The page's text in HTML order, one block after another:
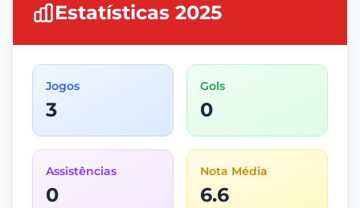
Estatísticas 2025
Jogos
3
Gols
0
Assistências
0
Nota Média
6.6